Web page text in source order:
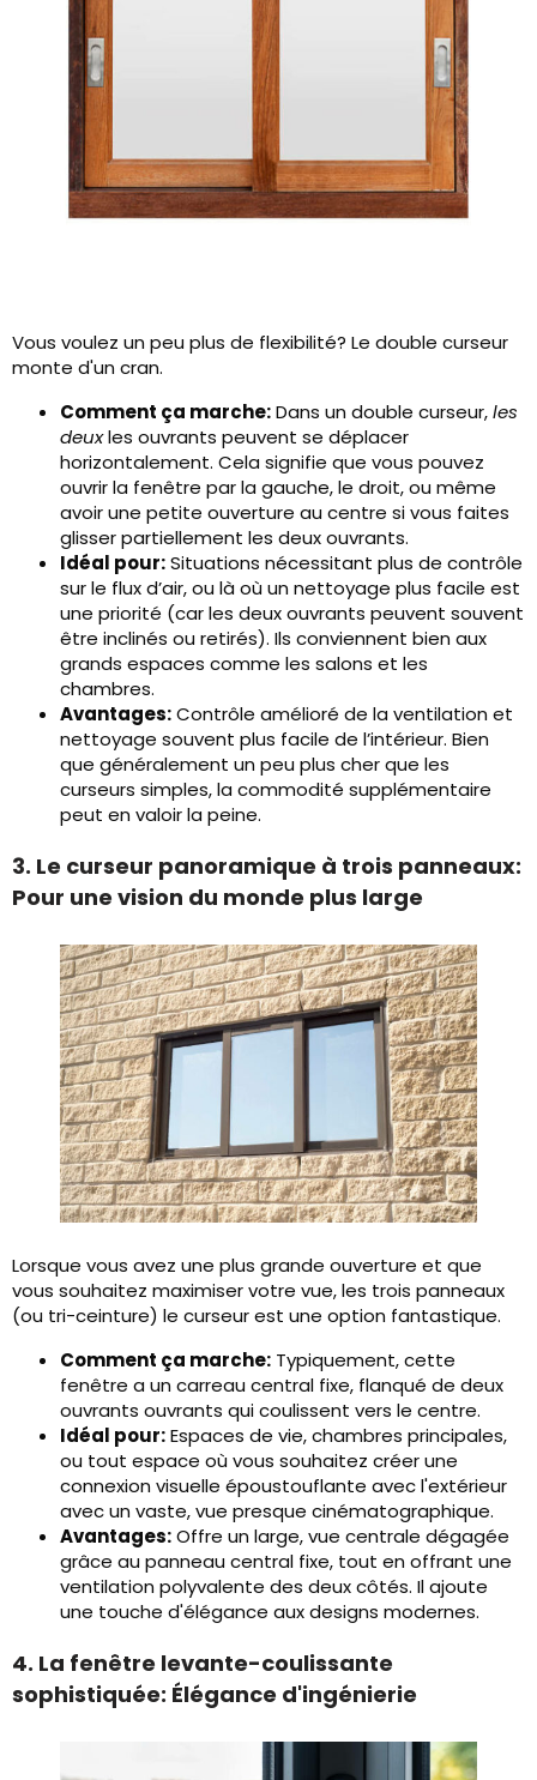
Vous voulez un peu plus de flexibilité? Le double curseur
monte d'un cran.
Comment ça marche:Dans un double curseur,les
deuxles ouvrants peuvent se déplacer
horizontalement. Cela signifie que vous pouvez
ouvrir la fenêtre par la gauche, le droit, ou même
avoir une petite ouverture au centre si vous faites
glisser partiellement les deux ouvrants.
Idéal pour:Situations nécessitant plus de contrôle
sur le flux d’air, ou là où un nettoyage plus facile est
une priorité (car les deux ouvrants peuvent souvent
être inclinés ou retirés). Ils conviennent bien aux
grands espaces comme les salons et les
chambres.
Avantages:Contrôle amélioré de la ventilation et
nettoyage souvent plus facile de l’intérieur. Bien
que généralement un peu plus cher que les
curseurs simples, la commodité supplémentaire
peut en valoir la peine.
3. Le curseur panoramique à trois panneaux:
Pour une vision du monde plus large
Lorsque vous avez une plus grande ouverture et que
vous souhaitez maximiser votre vue, les trois panneaux
(ou tri-ceinture) le curseur est une option fantastique.
Comment ça marche: Typiquement, cette
fenêtre a un carreau central fixe, flanqué de deux
ouvrants ouvrants qui coulissent vers le centre.
Idéal pour:Espaces de vie, chambres principales,
ou tout espace où vous souhaitez créer une
connexion visuelle époustouflante avec l'extérieur
avec un vaste, vue presque cinématographique.
Avantages:Offre un large, vue centrale dégagée
grâce au panneau central fixe, tout en offrant une
ventilation polyvalente des deux côtés. Il ajoute
une touche d'élégance aux designs modernes.
4. La fenêtre levante-coulissante
sophistiquée: Élégance d'ingénierie